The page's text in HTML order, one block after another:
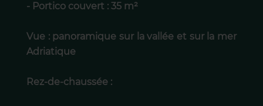
- Portico couvert : 35 m²
Vue : panoramique sur la vallée et sur la mer
Adriatique
Rez-de-chaussée :